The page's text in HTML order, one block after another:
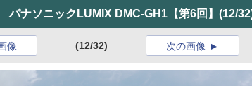
パナソニックLUMIX DMC-GH1【第6回】 (12/
像 (12/32) 次の画像